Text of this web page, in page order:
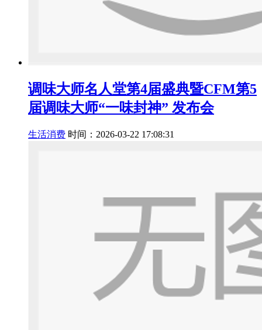
调味大师名人堂第4届盛典暨CFM第5
届调味大师“一味封神” 发布会
生活消费 时间：2026-03-22 17:08:31